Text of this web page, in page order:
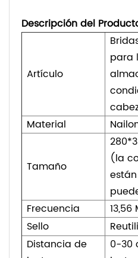
Descripción del
Artículo
para
Material
Tamaño
(la
Frecuencia
13,56
Sello
Distancia de
0-30